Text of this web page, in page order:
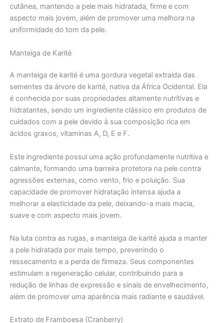
cutânea, mantendo a pele mais hidratada, firme e com
aspecto mais jovem, além de promover uma melhora na
uniformidade do tom da pele.
Manteiga de Karité
A manteiga de karité é uma gordura vegetal extraída das
sementes da árvore de karité, nativa da África Ocidental. Ela
é conhecida por suas propriedades altamente nutritivas e
hidratantes, sendo um ingrediente clássico em produtos de
cuidados com a pele devido à sua composição rica em
ácidos graxos, vitaminas A, D, E e F.
Este ingrediente possui uma ação profundamente nutritiva e
calmante, formando uma barreira protetora na pele contra
agressões externas, como vento, frio e poluição. Sua
capacidade de promover hidratação intensa ajuda a
melhorar a elasticidade da pele, deixando-a mais macia,
suave e com aspecto mais jovem.
Na luta contra as rugas, a manteiga de karité ajuda a manter
a pele hidratada por mais tempo, prevenindo o
ressecamento e a perda de firmeza. Seus componentes
estimulam a regeneração celular, contribuindo para a
redução de linhas de expressão e sinais de envelhecimento,
além de promover uma aparência mais radiante e saudável.
Extrato de Framboesa (Cranberry)